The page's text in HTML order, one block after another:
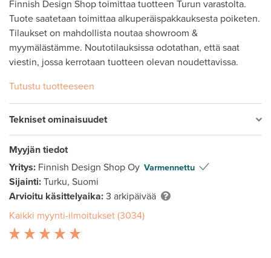
Finnish Design Shop toimittaa tuotteen Turun varastolta.
Tuote saatetaan toimittaa alkuperäispakkauksesta poiketen.
Tilaukset on mahdollista noutaa showroom &
myymälästämme. Noutotilauksissa odotathan, että saat
viestin, jossa kerrotaan tuotteen olevan noudettavissa.
Tutustu tuotteeseen
Tekniset ominaisuudet
Myyjän tiedot
Yritys: Finnish Design Shop Oy Varmennettu
Sijainti: Turku, Suomi
Arvioitu käsittelyaika: 3 arkipäivää
Kaikki myynti-ilmoitukset (3034)